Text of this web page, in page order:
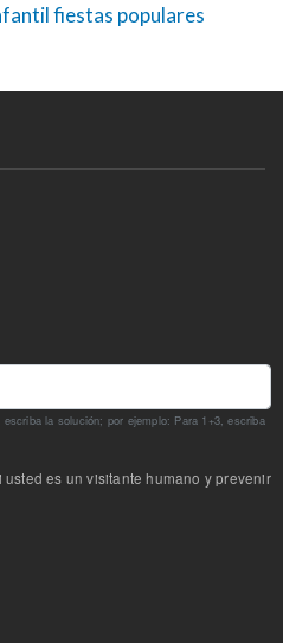
fiestas populares
la solución; por ejemplo: Para 1+3, escriba
es un visitante humano y prevenir